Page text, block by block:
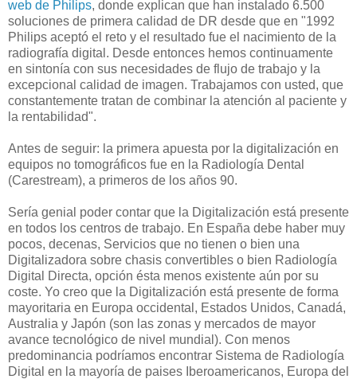
web de Philips, donde explican que han instalado 6.500
soluciones de primera calidad de DR desde que en "1992
Philips aceptó el reto y el resultado fue el nacimiento de la
radiografía digital. Desde entonces hemos continuamente
en sintonía con sus necesidades de flujo de trabajo y la
excepcional calidad de imagen. Trabajamos con usted, que
constantemente tratan de combinar la atención al paciente y
la rentabilidad".
Antes de seguir: la primera apuesta por la digitalización en
equipos no tomográficos fue en la Radiología Dental
(Carestream), a primeros de los años 90.
Sería genial poder contar que la Digitalización está presente
en todos los centros de trabajo. En España debe haber muy
pocos, decenas, Servicios que no tienen o bien una
Digitalizadora sobre chasis convertibles o bien Radiología
Digital Directa, opción ésta menos existente aún por su
coste. Yo creo que la Digitalización está presente de forma
mayoritaria en Europa occidental, Estados Unidos, Canadá,
Australia y Japón (son las zonas y mercados de mayor
avance tecnológico de nivel mundial). Con menos
predominancia podríamos encontrar Sistema de Radiología
Digital en la mayoría de paises Iberoamericanos, Europa del